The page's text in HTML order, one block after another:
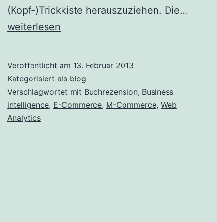
(Kopf-)Trickkiste herauszuziehen. Die…
weiterlesen
Veröffentlicht am 13. Februar 2013
Kategorisiert als blog
Verschlagwortet mit Buchrezension, Business
intelligence, E-Commerce, M-Commerce, Web
Analytics